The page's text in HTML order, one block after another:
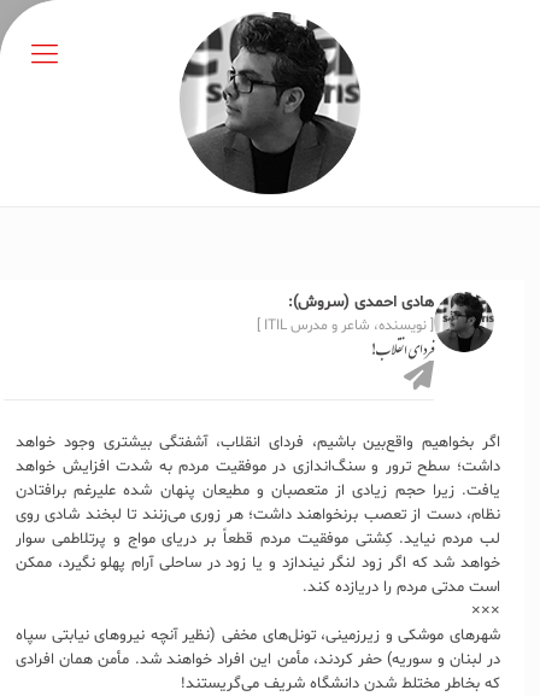
هادی احمدی (سروش):
[ نویسنده، شاعر و مدرس ITIL ]
فردای انقلاب!
اگر بخواهیم واقع‌بین باشیم، فردای انقلاب، آشفتگی بیشتری وجود خواهد
داشت؛ سطح ترور و سنگ‌اندازی در موفقیت مردم به شدت افزایش خواهد
یافت. زیرا حجم زیادی از متعصبان و مطیعان پنهان شده‌ علیرغم برافتادن
نظام، دست از تعصب برنخواهند داشت؛ هر زوری می‌زنند تا لبخند شادی روی
لب مردم نیاید. کِشتی موفقیت مردم قطعاً بر دریای مواج و پرتلاطمی سوار
خواهد شد که اگر زود لنگر نیندازد و یا زود در ساحلی آرام پهلو نگیرد، ممکن
است مدتی مردم را دریازده کند.
×××
شهرهای موشکی و زیرزمینی، تونل‌های مخفی (نظیر آنچه نیروهای نیابتی سپاه
در لبنان و سوریه) حفر کردند، مأمن این افراد خواهند شد. مأمن همان افرادی
که بخاطر مختلط شدن دانشگاه شریف می‌گریستند!